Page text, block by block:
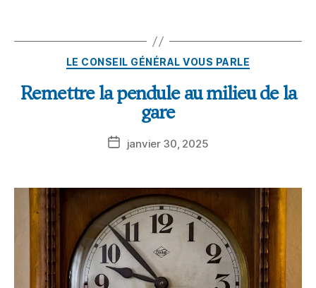
LE CONSEIL GÉNÉRAL VOUS PARLE
Remettre la pendule au milieu de la
gare
janvier 30, 2025